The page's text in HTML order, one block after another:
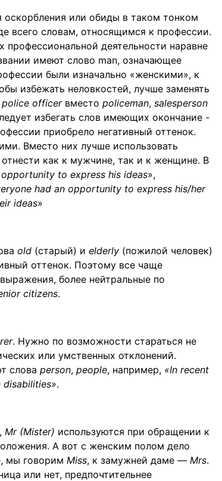
оскорбления или обиды в таком тонком
всего словам, относящимся к профессии.
деятельности наравне
имеют слово man, означающее
были изначально «женскими», к
избежать неловкостей, лучше заменять
police officerвместо policeman, salesperson
избегать слов имеющих окончание -
приобрело негативный оттенок.
Вместо них лучше использовать
как к мужчине, так и к женщине. В
to express his ideas»,
had an opportunity to express his/her
ideas»
old (старый) и elderly (пожилой человек)
оттенок. Поэтому все чаще
более нейтральные по
citizens.
. Нужно по возможности стараться не
или умственных отклонений.
слова person, people, например, «In reсent
.
, Mr (Mister) используются при обращении к
А вот с женским полом дело
мы говорим Miss, к замужней даме — Mrs.
или нет, предпочтительнее